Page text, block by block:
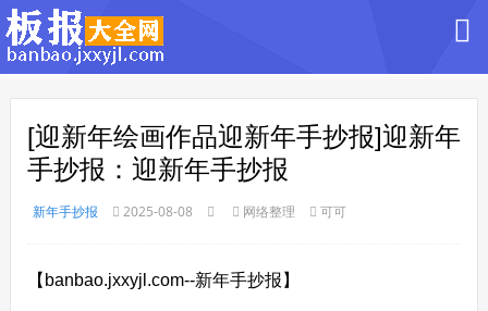
[迎新年绘画作品迎新年手抄报]迎新年
手抄报：迎新年手抄报
新年手抄报 2025-08-08 网络整理 可可
【banbao.jxxyjl.com--新年手抄报】